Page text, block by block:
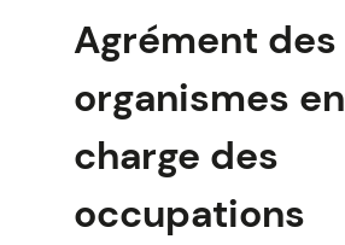
Agrément des
organismes en
charge des
occupations